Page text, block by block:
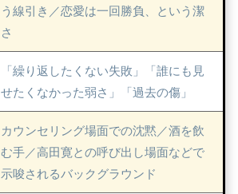
う線引き／恋愛は一回勝負、という潔
さ
「繰り返したくない失敗」「誰にも見
せたくなかった弱さ」「過去の傷」
カウンセリング場面での沈黙／酒を飲
む手／高田寛との呼び出し場面などで
示唆されるバックグラウンド